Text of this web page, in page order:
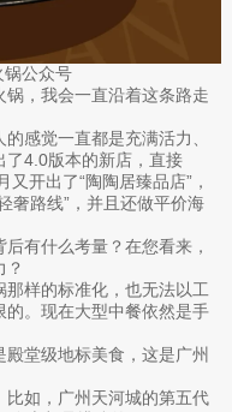
锅公众号
，我会一直沿着这条路走
感觉一直都是充满活力、
了4.0版本的新店，直接
开出了“陶陶居臻品店”，
奢路线”，并且还做平价海
有什么考量？在您看来，
样的标准化，也无法以工
。现在大型中餐依然是手
堂级地标美食，这是广州
如，广州天河城的第五代